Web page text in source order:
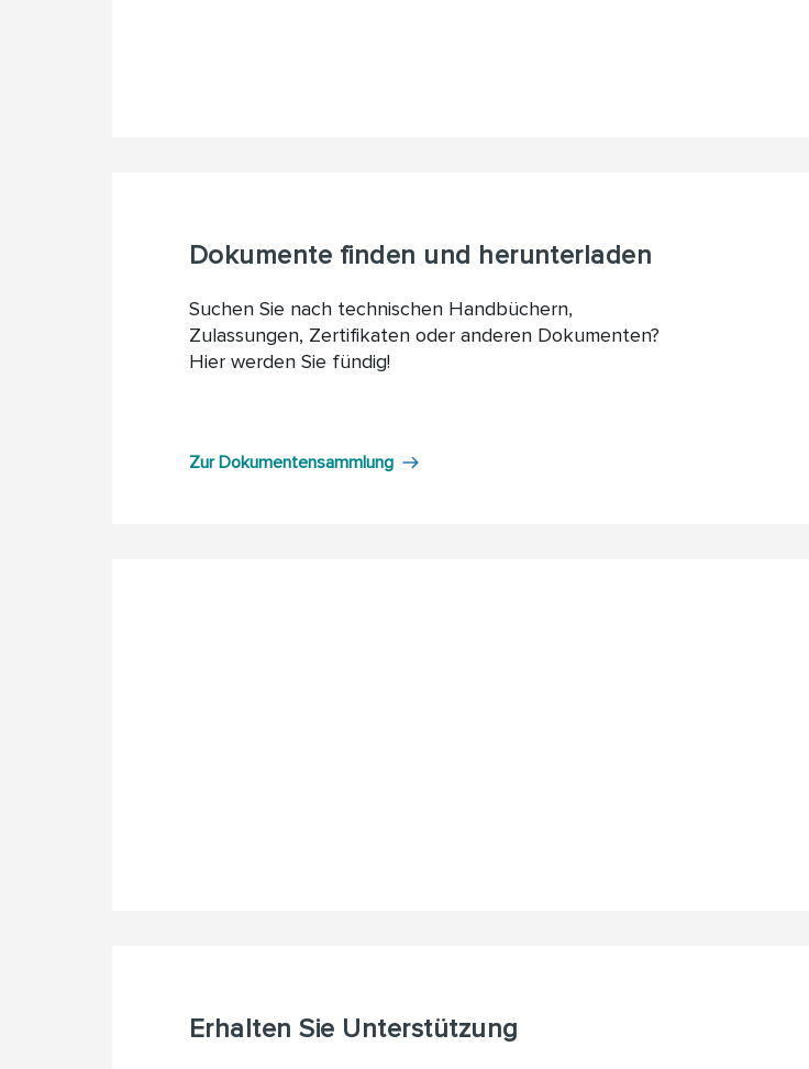
Dokumente finden und herunterladen
Suchen Sie nach technischen Handbüchern,
Zulassungen, Zertifikaten oder anderen Dokumenten?
Hier werden Sie fündig!
Zur Dokumentensammlung
Erhalten Sie Unterstützung